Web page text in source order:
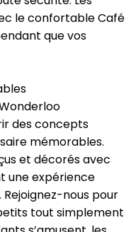
le confortable Café
que vos
des concepts
mémorables.
et décorés avec
une expérience
nous pour
tout simplement